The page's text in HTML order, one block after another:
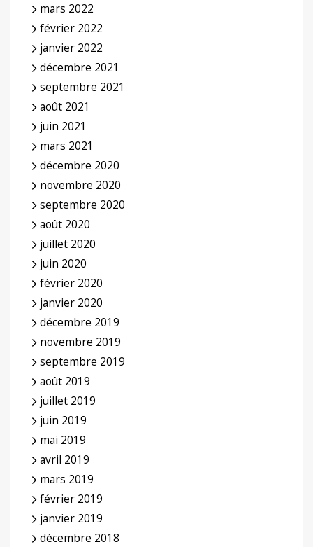
mars 2022
février 2022
janvier 2022
décembre 2021
septembre 2021
août 2021
juin 2021
mars 2021
décembre 2020
novembre 2020
septembre 2020
août 2020
juillet 2020
juin 2020
février 2020
janvier 2020
décembre 2019
novembre 2019
septembre 2019
août 2019
juillet 2019
juin 2019
mai 2019
avril 2019
mars 2019
février 2019
janvier 2019
décembre 2018